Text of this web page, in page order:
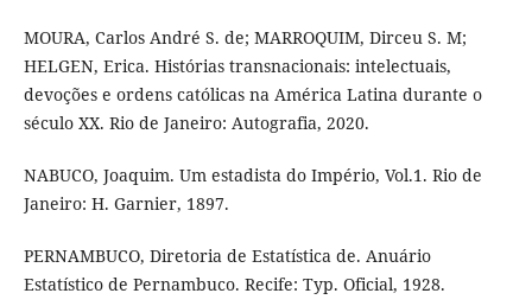
MOURA, Carlos André S. de; MARROQUIM, Dirceu S. M;
HELGEN, Erica. Histórias transnacionais: intelectuais,
devoções e ordens católicas na América Latina durante o
século XX. Rio de Janeiro: Autografia, 2020.
NABUCO, Joaquim. Um estadista do Império, Vol.1. Rio de
Janeiro: H. Garnier, 1897.
PERNAMBUCO, Diretoria de Estatística de. Anuário
Estatístico de Pernambuco. Recife: Typ. Oficial, 1928.